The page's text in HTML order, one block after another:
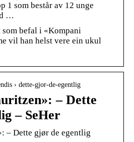
1 som består av 12 unge
…
befal i «Kompani
vil han helst vere ein ukul
› dette-gjor-de-egentlig
– Dette
– SeHer
– Dette gjør de egentlig